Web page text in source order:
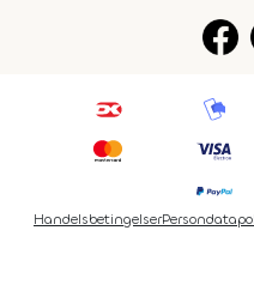
Handelsbetingelser